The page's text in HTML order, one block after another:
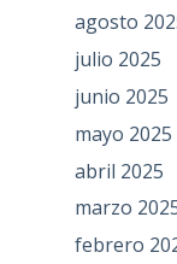
agosto
julio 2025
junio 2025
mayo 2025
abril 2025
marzo
febrero